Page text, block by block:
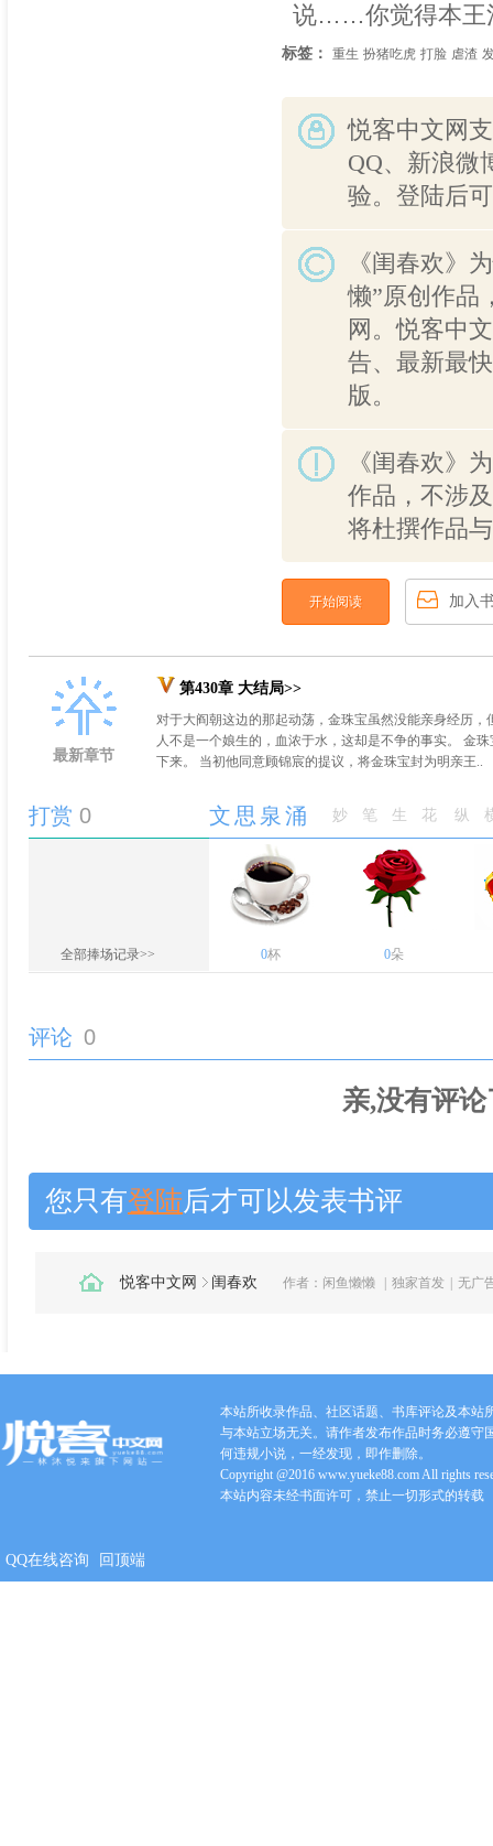
说……你觉得本王
标签： 重生 扮猪吃虎 打脸 虐渣
悦客中文网
QQ、新浪微
验。登陆后
《闺春欢》
懒”原创作品
网。悦客中
告、最新最
版。
《闺春欢》
作品，不涉
将杜撰作品
开始阅读 加入
最新章节
第430章 大结局>>
对于大阎朝这边的那起动荡，金珠宝虽然没能亲身经历
人不是一个娘生的，血浓于水，这却是不争的事实。 金
下来。 当初他同意顾锦宸的提议，将金珠宝封为明亲王..
打赏 0 文思泉涌 妙笔生花 纵
全部捧场记录>> 0杯 0朵
评论 0
亲,没有评论
您只有登陆后才可以发表书评
悦客中文网 闺春欢 作者： 闲鱼懒懒 | 独家首发 | 无广
本站所收录作品、社区话题、书库评论及本站
与本站立场无关。请作者发布作品时务必遵守
何违规小说，一经发现，即作删除。
Copyright @2016 www.yueke88.com All rights
本站内容未经书面许可，禁止一切形式的转载
QQ在线咨询 回顶端